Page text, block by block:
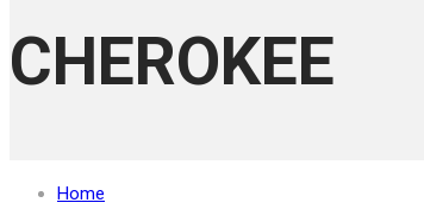
CHEROKEE
Home